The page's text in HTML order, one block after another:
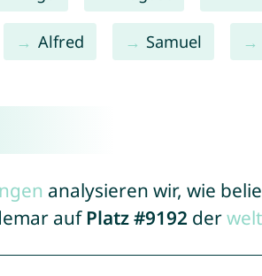
Alfred Samuel
analysieren wir, wie
auf Platz #9192 der